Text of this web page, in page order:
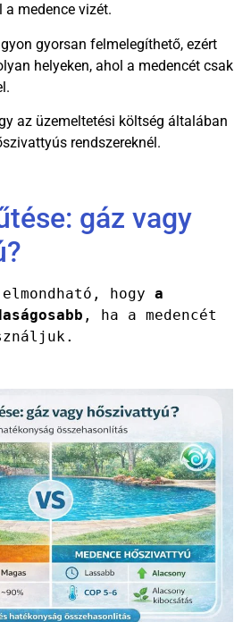
medence vizét.
gyorsan felmelegíthető, ezért
helyeken, ahol a medencét csak
az üzemeltetési költség általában
rendszereknél.
gáz vagy
hogy a
, ha a medencét